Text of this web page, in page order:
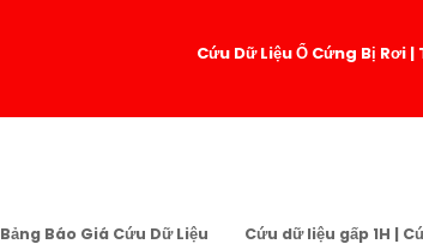
Cứu Dữ Liệu Ổ Cứng Bị Rơi
Bảng Báo Giá Cứu Dữ Liệu Cứu dữ liệu gấp 1H |